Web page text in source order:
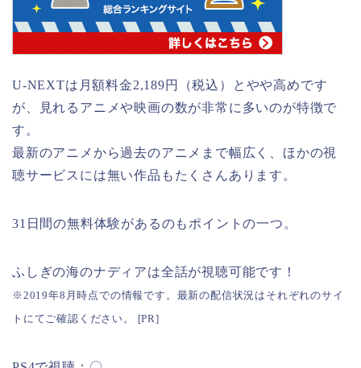
U-NEXTは月額料金2,189円（税込）とやや高めです
が、見れるアニメや映画の数が非常に多いのが特徴で
す。
最新のアニメから過去のアニメまで幅広く、ほかの視
聴サービスには無い作品もたくさんあります。
31日間の無料体験があるのもポイントの一つ。
ふしぎの海のナディアは全話が視聴可能です！
※2019年8月時点での情報です。最新の配信状況はそれぞれのサイ
トにてご確認ください。 [PR]